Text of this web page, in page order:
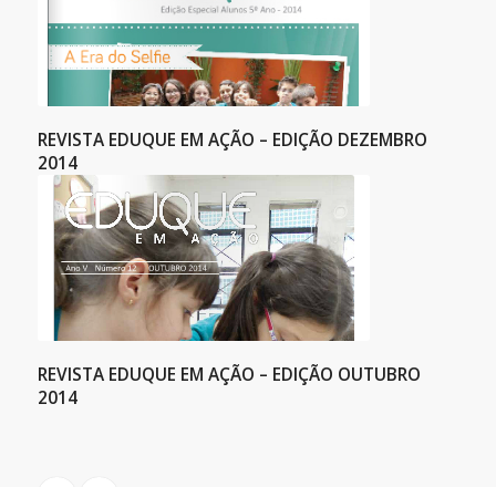
REVISTA EDUQUE EM AÇÃO – EDIÇÃO DEZEMBRO
2014
REVISTA EDUQUE EM AÇÃO – EDIÇÃO OUTUBRO
2014